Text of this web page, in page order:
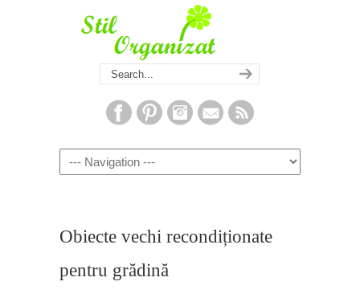
Navigation
Obiecte vechi recondiționate
pentru grădină